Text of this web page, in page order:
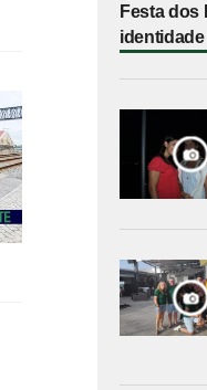
Festa dos